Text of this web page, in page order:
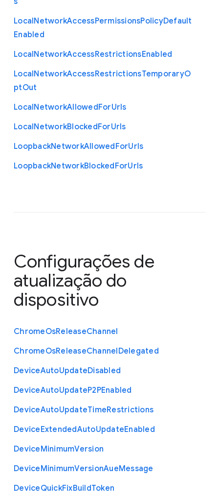
LocalNetworkAccessPermissionsPolicyDefault
Enabled
LocalNetworkAccessRestrictionsEnabled
LocalNetworkAccessRestrictionsTemporaryO
ptOut
LocalNetworkAllowedForUrls
LocalNetworkBlockedForUrls
LoopbackNetworkAllowedForUrls
LoopbackNetworkBlockedForUrls
Configurações de
atualização do
dispositivo
ChromeOsReleaseChannel
ChromeOsReleaseChannelDelegated
DeviceAutoUpdateDisabled
DeviceAutoUpdateP2PEnabled
DeviceAutoUpdateTimeRestrictions
DeviceExtendedAutoUpdateEnabled
DeviceMinimumVersion
DeviceMinimumVersionAueMessage
DeviceQuickFixBuildToken